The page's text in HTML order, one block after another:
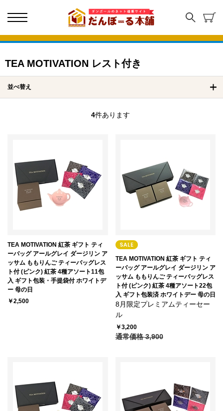
TEA MOTIVATION レスト付き
並べ替え
4件あります
TEA MOTIVATION 紅茶 ギフト ティ
ーバッグ アールグレイ ダージリン ア
ッサム ももりんご ティーバッグレス
ト付 (ピンク) 紅茶 4種アソート11包
入 ギフト包装・手提袋付 ホワイトデ
ー 母の日
￥2,500
TEA MOTIVATION 紅茶 ギフト ティ
ーバッグ アールグレイ ダージリン ア
ッサム ももりんご ティーバッグレス
ト付 (ピンク) 紅茶 4種アソート22包
入 ギフト包装済 ホワイトデー 母の日
8月限定プレミアムティーセー
ル
￥3,200
通常価格 3,900